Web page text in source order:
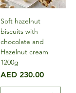
Soft hazelnut
biscuits with
chocolate and
Hazelnut cream
1200g
मूल्य
AED 230.00